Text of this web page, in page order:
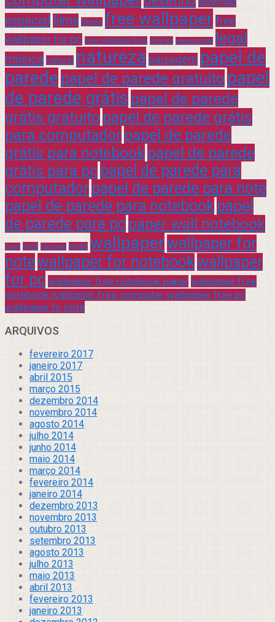
especial filme filmes free wallpaper free
wallpaper for pc free wallpaper free infantil interessante legal
música natural natureza paisagem papel de
parede papel de parede gratuito papel
de parede grátis papel de parede
grátis gratuito papel de parede grátis
para computador papel de parede
grátis para notebook papel de parede
grátis para pc papel de parede para
computador papel de parede para note
papel de parede para notebook papel
de parede para pc paper wall notebook
praia rock sucesso verde wallpaperwallpaper for
notewallpaper for notebookwallpaper
for pc wallpaper free notebook paper wallpaper free
notebook wallpaper free computer wallpaper free pc
wallpaper to note
ARQUIVOS
fevereiro 2017
janeiro 2017
abril 2015
março 2015
dezembro 2014
novembro 2014
agosto 2014
julho 2014
junho 2014
maio 2014
março 2014
fevereiro 2014
janeiro 2014
dezembro 2013
novembro 2013
outubro 2013
setembro 2013
agosto 2013
julho 2013
maio 2013
abril 2013
fevereiro 2013
janeiro 2013